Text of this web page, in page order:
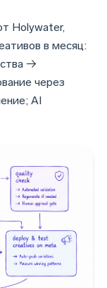
Holywater,
в месяц:
→
через
AI